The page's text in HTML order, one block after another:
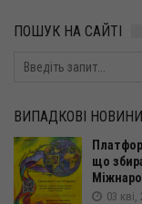
ПОШУК НА САЙТІ
ВИПАДКОВІ НОВИНИ
що
03 кві,